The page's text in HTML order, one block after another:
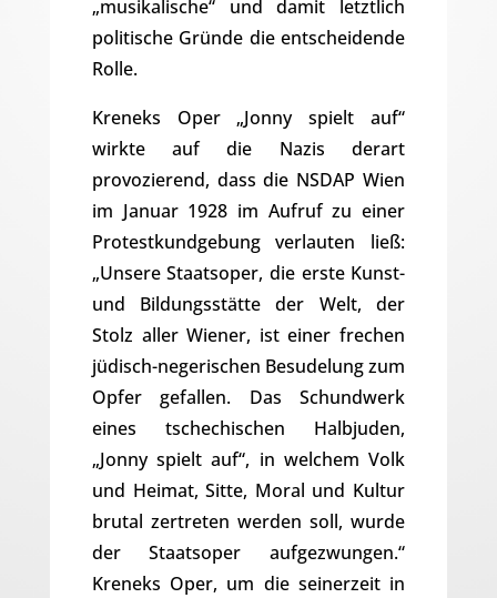
„musikalische“ und damit letztlich
politische Gründe die entscheidende
Rolle.
Kreneks Oper „Jonny spielt auf“
wirkte auf die Nazis derart
provozierend, dass die NSDAP Wien
im Januar 1928 im Aufruf zu einer
Protestkundgebung verlauten ließ:
„Unsere Staatsoper, die erste Kunst-
und Bildungsstätte der Welt, der
Stolz aller Wiener, ist einer frechen
jüdisch-negerischen Besudelung zum
Opfer gefallen. Das Schundwerk
eines tschechischen Halbjuden,
„Jonny spielt auf“, in welchem Volk
und Heimat, Sitte, Moral und Kultur
brutal zertreten werden soll, wurde
der Staatsoper aufgezwungen.“
Kreneks Oper, um die seinerzeit in